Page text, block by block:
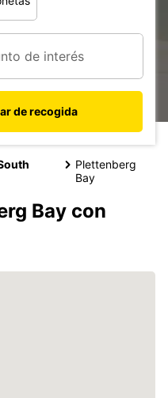
de recogida
Plettenberg
Bay
Bay con